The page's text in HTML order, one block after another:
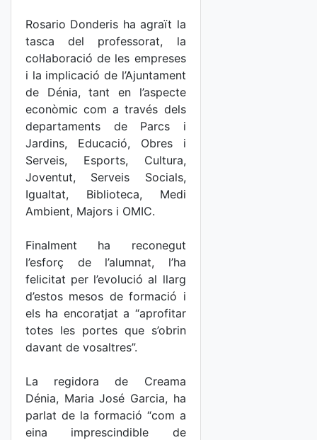
Rosario Donderis ha agraït la
tasca del professorat, la
col·laboració de les empreses
i la implicació de l’Ajuntament
de Dénia, tant en l’aspecte
econòmic com a través dels
departaments de Parcs i
Jardins, Educació, Obres i
Serveis, Esports, Cultura,
Joventut, Serveis Socials,
Igualtat, Biblioteca, Medi
Ambient, Majors i OMIC.
Finalment ha reconegut
l’esforç de l’alumnat, l’ha
felicitat per l’evolució al llarg
d’estos mesos de formació i
els ha encoratjat a “aprofitar
totes les portes que s’obrin
davant de vosaltres”.
La regidora de Creama
Dénia, Maria José Garcia, ha
parlat de la formació “com a
eina imprescindible de